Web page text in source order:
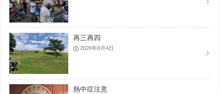
再三再四
2026年8月4日
熱中症注意